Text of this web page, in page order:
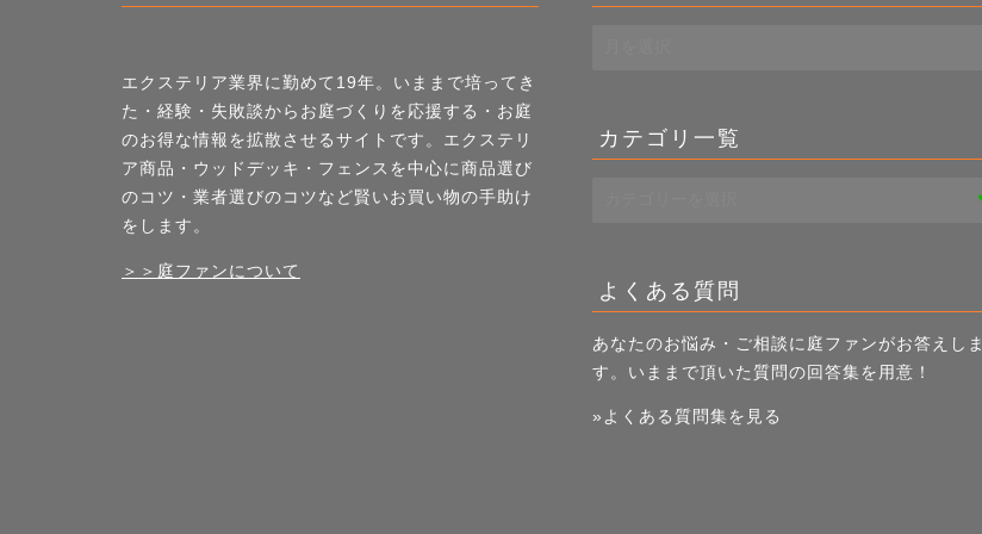
エクステリア業界に勤めて19年。いままで培ってき
た・経験・失敗談からお庭づくりを応援する・お庭
のお得な情報を拡散させるサイトです。エクステリ
ア商品・ウッドデッキ・フェンスを中心に商品選び
のコツ・業者選びのコツなど賢いお買い物の手助け
をします。
＞＞庭ファンについて
一
覧
カテゴリ一覧
よくある質問
あなたのお悩み・ご相談に庭ファンがお答えしま
す。いままで頂いた質問の回答集を用意！
»よくある質問集を見る